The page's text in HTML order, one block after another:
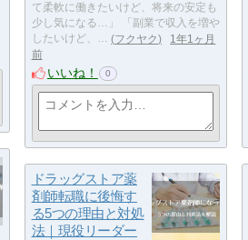
て柔軟に働きたいけど、将来の安定も
少し気になる…」 「副業で収入を増や
したいけど、…
フクヤク
1年1ヶ月
前
いいね！ 0
ドラッグストア薬
剤師転職に後悔す
る5つの理由と対処
法｜現役リーダー